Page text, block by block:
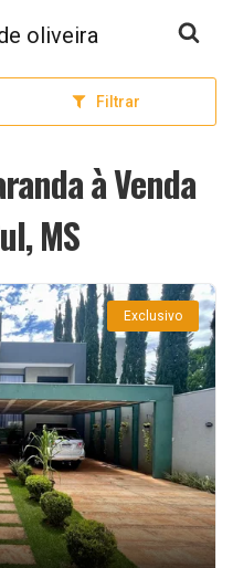
Filtrar
à Venda
MS
Exclusivo